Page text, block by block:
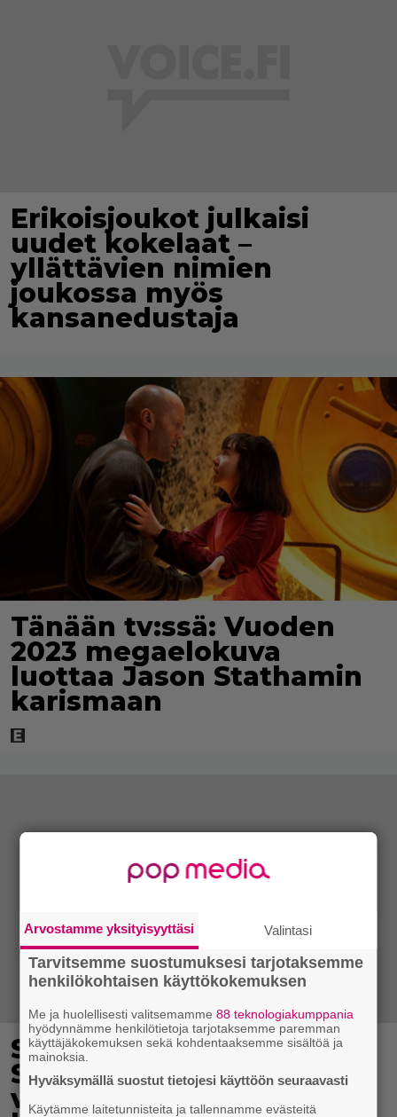
Erikoisjoukot julkaisi
uudet kokelaat –
yllättävien nimien
joukossa myös
kansanedustaja
Tänään tv:ssä: Vuoden
2023 megaelokuva
luottaa Jason Stathamin
karismaan
Suosikkihahmo palaa
Sykkeeseen kahdeksan
vuoden tauon jälkeen –
Arvostamme yksityisyyttäsi Valintasi
Tarvitsemme suostumuksesi tarjotaksemme
henkilökohtaisen käyttökokemuksen
Me ja huolellisesti valitsemamme88 teknologiakumppania
hyödynnämme henkilötietoja tarjotaksemme paremman
käyttäjäkokemuksen sekä kohdentaaksemme sisältöä ja
mainoksia.
Hyväksymällä suostut tietojesi käyttöön seuraavasti
Käytämme laitetunnisteita ja tallennamme evästeitä